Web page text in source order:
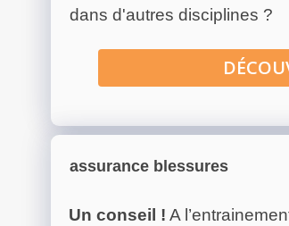
dans d'autres disciplines ?
assurance blessures
Un conseil ! A